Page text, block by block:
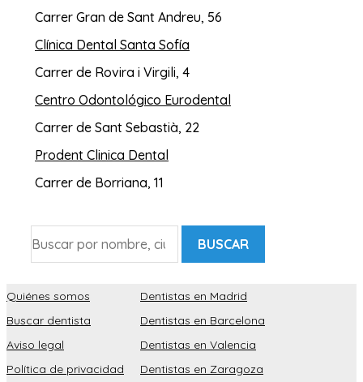
Carrer Gran de Sant Andreu, 56
Clínica Dental Santa Sofía
Carrer de Rovira i Virgili, 4
Centro Odontológico Eurodental
Carrer de Sant Sebastià, 22
Prodent Clinica Dental
Carrer de Borriana, 11
BUSCAR
Quiénes somos
Buscar dentista
Aviso legal
Política de privacidad
Dentistas en Madrid
Dentistas en Barcelona
Dentistas en Valencia
Dentistas en Zaragoza